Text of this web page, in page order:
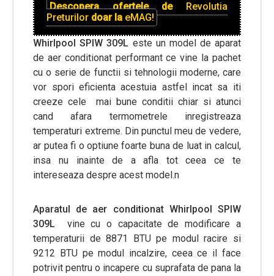
Descopera ofertele de Revolutia
Preturilor doar la eMAG!
Whirlpool SPIW 309L este un model de aparat
de aer conditionat performant ce vine la pachet
cu o serie de functii si tehnologii moderne, care
vor spori eficienta acestuia astfel incat sa iti
creeze cele mai bune conditii chiar si atunci
cand afara termometrele inregistreaza
temperaturi extreme. Din punctul meu de vedere,
ar putea fi o optiune foarte buna de luat in calcul,
insa nu inainte de a afla tot ceea ce te
intereseaza despre acest model.n
Aparatul de aer conditionat Whirlpool SPIW
309L vine cu o capacitate de modificare a
temperaturii de 8871 BTU pe modul racire si
9212 BTU pe modul incalzire, ceea ce il face
potrivit pentru o incapere cu suprafata de pana la